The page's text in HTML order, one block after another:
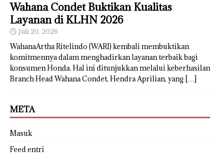
Wahana Condet Buktikan Kualitas
Layanan di KLHN 2026
Juli 20, 2026
WahanaArtha Ritelindo (WARI) kembali membuktikan
komitmennya dalam menghadirkan layanan terbaik bagi
konsumen Honda. Hal ini ditunjukkan melalui keberhasilan
Branch Head Wahana Condet, Hendra Aprilian, yang […]
META
Masuk
Feed entri